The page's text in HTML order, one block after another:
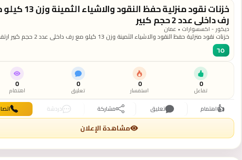
خزنات نقود منزلية حفظ النقود
رف داخلي عدد 2 حجم كبير
ديكور - اكسسوارات • عمان
خزنات نقود منزلية حفظ النقود والاشياء الثمينة
40 سم عرض 38 سم العمق 30 سم خزنات الكترونية حفظ النقود للاستخدام المكتبي والمنزلي
وتستخدم ايضا في غرف الفنادق تساعد على حفظ الاوراق المهمة والنقود والاشياء الثمينة
. السعر 65 دينار للطلب من داخل الاردن 00962787589675 00962776357594
00962796833610
٦٥
0
تفاعل
0
استفسار
0
تعليق
0
اهتمام
👍اهتمام تعليق مشاركة دردشة
مشاهدة الإعلان